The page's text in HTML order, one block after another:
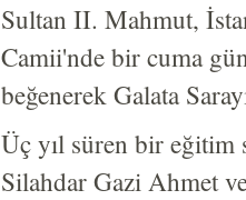
Sultan II. Mahmut,
Camii'nde bir cuma
beğenerek Galata
Üç yıl süren bir eğitim
Silahdar Gazi Ahmet